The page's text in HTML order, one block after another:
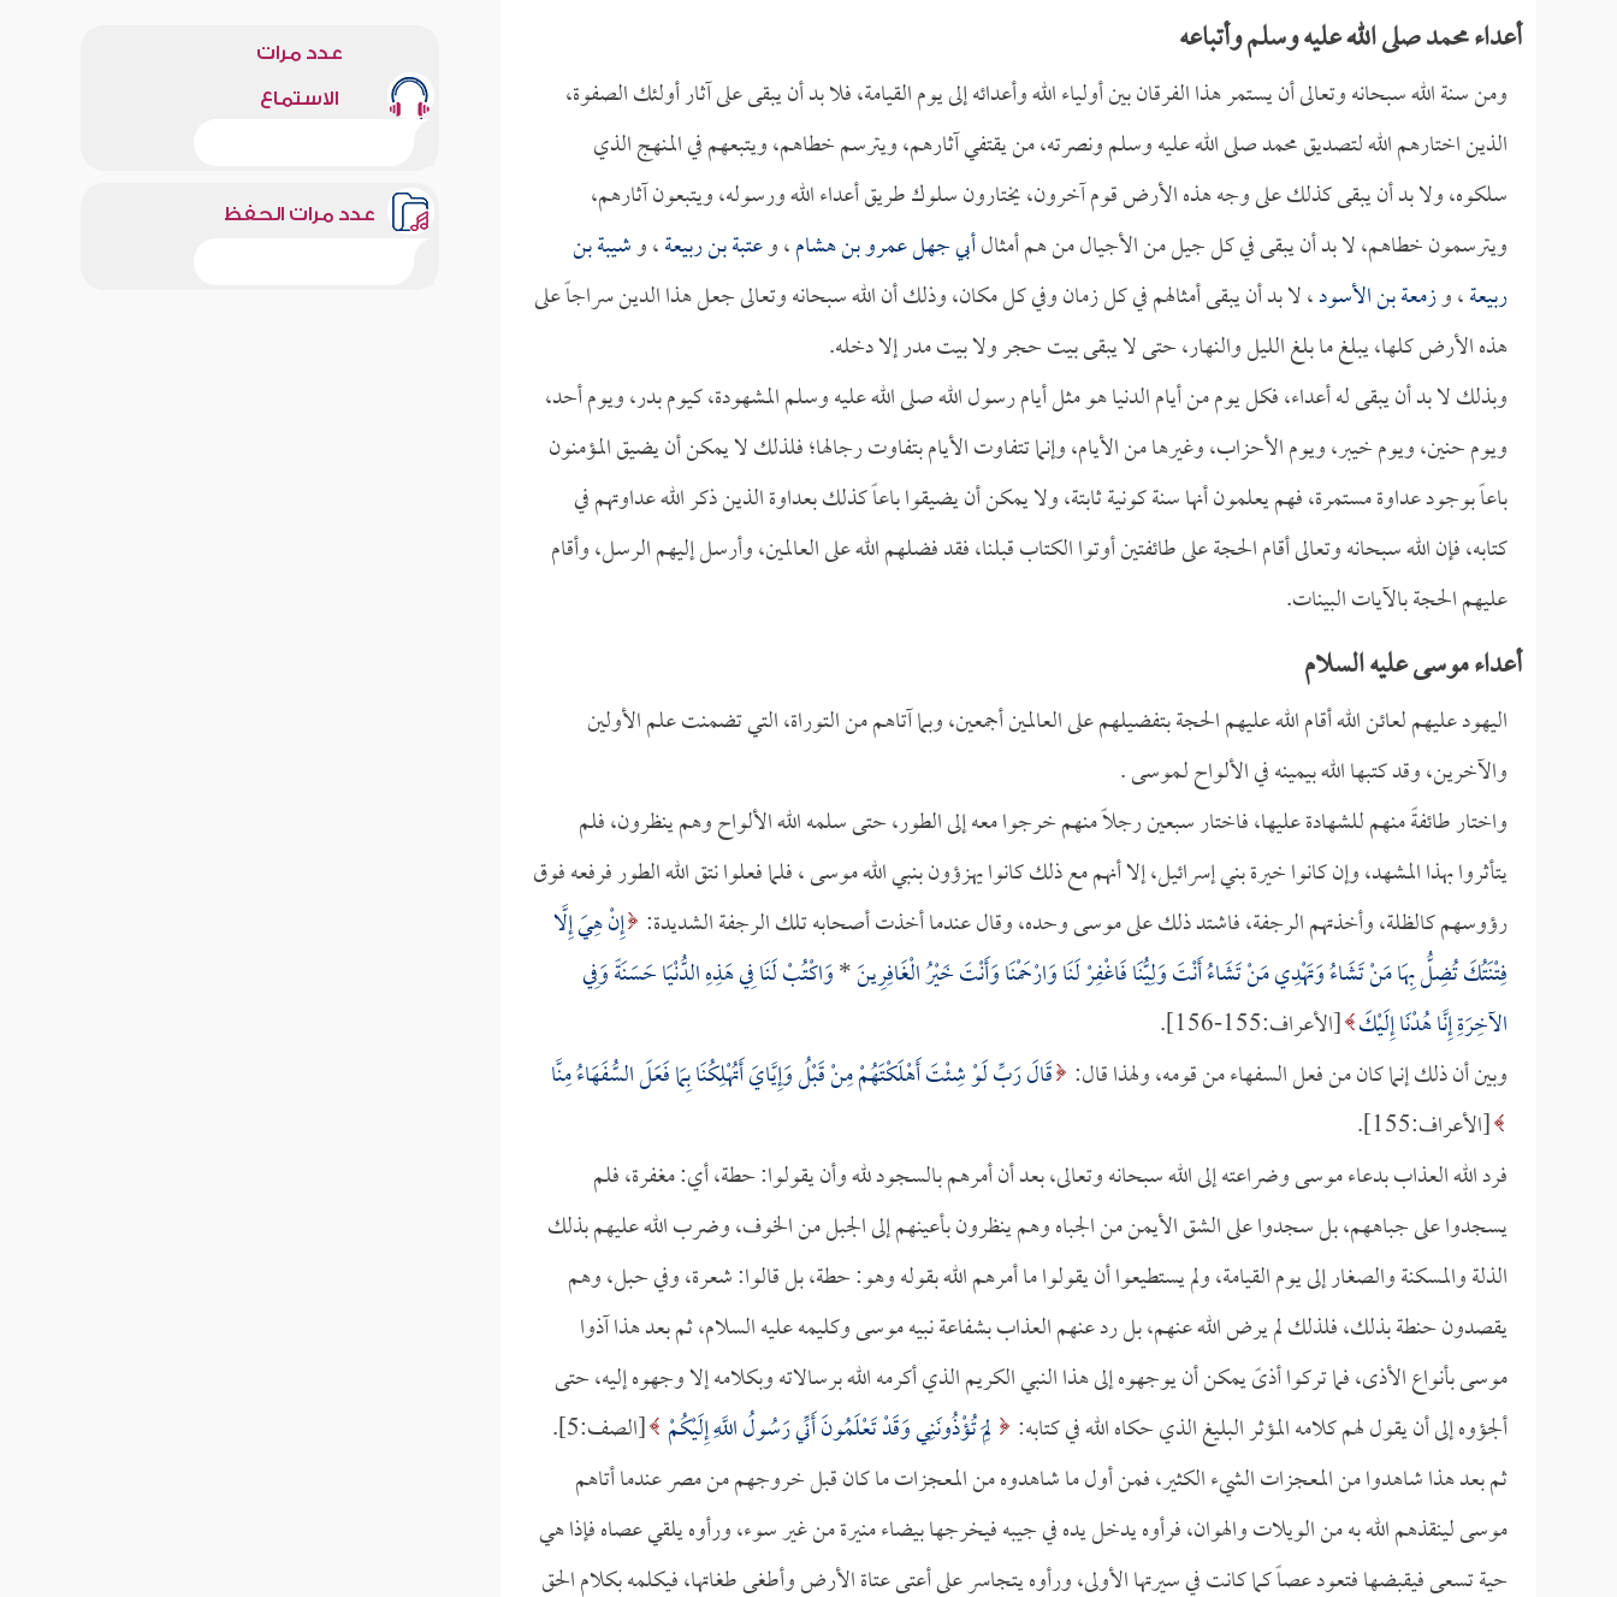
أعداء محمد صلى الله عليه وسلم وأتباعه
ومن سنة الله سبحانه وتعالى أن يستمر هذا الفرقان بين أولياء الله وأعدائه إلى يوم القيامة، فلا بد أن يبقى على آثار أولئك الصفوة،
الذين اختارهم الله لتصديق محمد صلى الله عليه وسلم ونصرته، من يقتفي آثارهم، ويترسم خطاهم، ويتبعهم في المنهج الذي
سلكوه، ولا بد أن يبقى كذلك على وجه هذه الأرض قوم آخرون، يختارون سلوك طريق أعداء الله ورسوله، ويتبعون آثارهم،
ويترسمون خطاهم، لا بد أن يبقى في كل جيل من الأجيال من هم أمثالأبي جهل عمرو بن هشام، وعتبة بن ربيعة، وشيبة بن
ربيعة، وزمعة بن الأسود، لا بد أن يبقى أمثالهم في كل زمان وفي كل مكان، وذلك أن الله سبحانه وتعالى جعل هذا الدين سراجاً على
هذه الأرض كلها، يبلغ ما بلغ الليل والنهار، حتى لا يبقى بيت حجر ولا بيت مدر إلا دخله.
وبذلك لا بد أن يبقى له أعداء، فكل يوم من أيام الدنيا هو مثل أيام رسول الله صلى الله عليه وسلم المشهودة، كيوم بدر، ويوم أحد،
ويوم حنين، ويوم خيبر، ويوم الأحزاب، وغيرها من الأيام، وإنما تتفاوت الأيام بتفاوت رجالها؛ فلذلك لا يمكن أن يضيق المؤمنون
باعاً بوجود عداوة مستمرة، فهم يعلمون أنها سنة كونية ثابتة، ولا يمكن أن يضيقوا باعاً كذلك بعداوة الذين ذكر الله عداوتهم في
كتابه، فإن الله سبحانه وتعالى أقام الحجة على طائفتين أوتوا الكتاب قبلنا، فقد فضلهم الله على العالمين، وأرسل إليهم الرسل، وأقام
عليهم الحجة بالآيات البينات.
أعداء موسى عليه السلام
اليهود عليهم لعائن الله أقام الله عليهم الحجة بتفضيلهم على العالمين أجمعين، وبما آتاهم من التوراة، التي تضمنت علم الأولين
والآخرين، وقد كتبها الله بيمينه في الألواح لـموسى .
واختار طائفةً منهم للشهادة عليها، فاختار سبعين رجلاً منهم خرجوا معه إلى الطور، حتى سلمه الله الألواح وهم ينظرون، فلم
يتأثروا بهذا المشهد، وإن كانوا خيرة بني إسرائيل، إلا أنهم مع ذلك كانوا يهزؤون بنبي الله موسى ، فلما فعلوا نتق الله الطور فرفعه فوق
رؤوسهم كالظلة، وأخذتهم الرجفة، فاشتد ذلك على موسى وحده، وقال عندما أخذت أصحابه تلك الرجفة الشديدة: إِنْ هِيَ إِلَّا
فِتْنَتُكَ تُضِلُّ بِهَا مَنْ تَشَاءُ وَتَهْدِي مَنْ تَشَاءُ أَنْتَ وَلِيُّنَا فَاغْفِرْ لَنَا وَارْحَمْنَا وَأَنْتَ خَيْرُ الْغَافِرِينَ*وَاكْتُبْ لَنَا فِي هَذِهِ الدُّنْيَا حَسَنَةً وَفِي
الآخِرَةِ إِنَّا هُدْنَا إِلَيْكَ [الأعراف:155-156].
وبين أن ذلك إنما كان من فعل السفهاء من قومه، ولهذا قال: قَالَ رَبِّ لَوْ شِئْتَ أَهْلَكْتَهُمْ مِنْ قَبْلُ وَإِيَّايَ أَتُهْلِكُنَا بِمَا فَعَلَ السُّفَهَاءُ مِنَّا
[الأعراف:155].
فرد الله العذاب بدعاء موسى وضراعته إلى الله سبحانه وتعالى، بعد أن أمرهم بالسجود لله وأن يقولوا: حطة، أي: مغفرة، فلم
يسجدوا على جباههم، بل سجدوا على الشق الأيمن من الجباه وهم ينظرون بأعينهم إلى الجبل من الخوف، وضرب الله عليهم بذلك
الذلة والمسكنة والصغار إلى يوم القيامة، ولم يستطيعوا أن يقولوا ما أمرهم الله بقوله وهو: حطة، بل قالوا: شعرة، وفي حبل، وهم
يقصدون حنطة بذلك، فلذلك لم يرض الله عنهم، بل رد عنهم العذاب بشفاعة نبيه موسى وكليمه عليه السلام، ثم بعد هذا آذوا
موسى بأنواع الأذى، فما تركوا أذىً يمكن أن يوجهوه إلى هذا النبي الكريم الذي أكرمه الله برسالاته وبكلامه إلا وجهوه إليه، حتى
ألجؤوه إلى أن يقول لهم كلامه المؤثر البليغ الذي حكاه الله في كتابه:
لِمَ تُؤْذُونَنِي وَقَدْ تَعْلَمُونَ أَنِّي رَسُولُ اللَّهِ إِلَيْكُمْ [الصف:5].
ثم بعد هذا شاهدوا من المعجزات الشيء الكثير، فمن أول ما شاهدوه من المعجزات ما كان قبل خروجهم من مصر عندما أتاهم
موسى لينقذهم الله به من الويلات والهوان، فرأوه يدخل يده في جيبه فيخرجها بيضاء منيرة من غير سوء، ورأوه يلقي عصاه فإذا هي
حية تسعى فيقبضها فتعود عصاً كما كانت في سيرتها الأولى، ورأوه يتجاسر على أعتى عتاة الأرض وأطغى طغاتها، فيكلمه بكلام الحق
عدد مرات
الاستماع
عدد مرات الحفظ